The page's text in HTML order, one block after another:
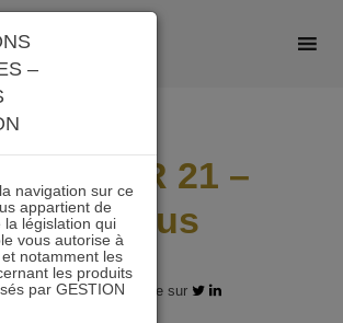
21 –
- Partagez l'article sur
–
navigation sur ce
appartient de
législation qui
vous autorise à
notamment les
les produits
par GESTION